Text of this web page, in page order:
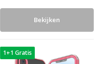
Bekijken
1+1 Gratis